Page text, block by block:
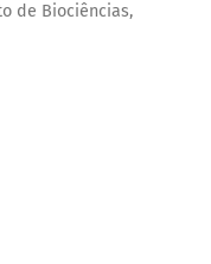
de Biociências,